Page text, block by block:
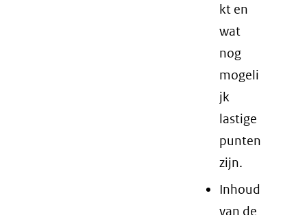
kt en
wat
nog
mogeli
jk
lastige
punten
zijn.
Inhoud
van de